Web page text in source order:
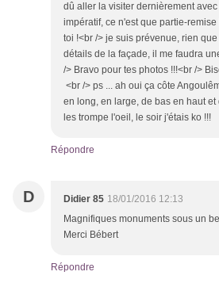
dû aller la visiter dernièrement
impératif, ce n'est que partie-
toi !<br /> je suis prévenue, rien
détails de la façade, il me faudra
/> Bravo pour tes photos !!!<br />
<br /> ps ... ah oui ça côte
en long, en large, de bas en haut
les trompe l'oeil, le soir j'étais ko !!!
Répondre
D Didier 85 18/01/2016 12:13
Magnifiques monuments sous un
Merci Bébert
Répondre